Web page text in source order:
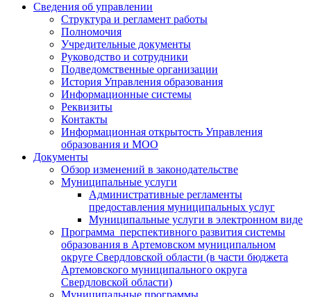
Сведения об управлении
Структура и регламент работы
Полномочия
Учредительные документы
Руководство и сотрудники
Подведомственные организации
История Управления образования
Информационные системы
Реквизиты
Контакты
Информационная открытость Управления
образования и МОО
Документы
Обзор изменений в законодательстве
Муниципальные услуги
Административные регламенты
предоставления муниципальных услуг
Муниципальные услуги в электронном виде
Программа перспективного развития системы
образования в Артемовском муниципальном
округе Свердловской области (в части бюджета
Артемовского муниципального округа
Свердловской области)